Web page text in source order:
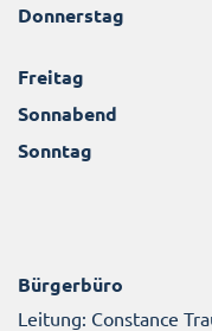
Donnerstag
Freitag
Sonnabend
Sonntag
Bürgerbüro
Leitung: Constance